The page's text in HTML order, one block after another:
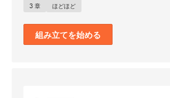
3 章 ほどほど
組み立てを始める